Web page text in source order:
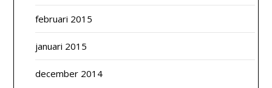
februari 2015
januari 2015
december 2014